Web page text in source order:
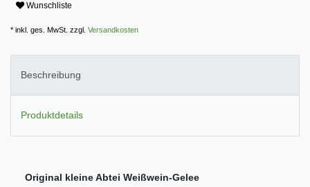
Wunschliste
* inkl. ges. MwSt. zzgl. Versandkosten
Beschreibung
Produktdetails
Original kleine Abtei Weißwein-Gelee